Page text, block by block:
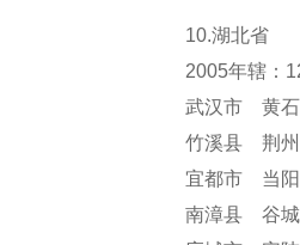
10.湖北省
2005年辖：
武汉市 黄
竹溪县 荆
宜都市 当
南漳县 谷